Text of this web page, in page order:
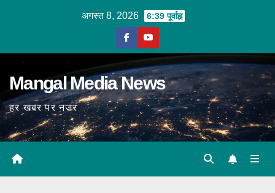
अगस्त 8, 2026 6:39 पूर्वाह्न
Mangal Media News
हर खबर पर नजर